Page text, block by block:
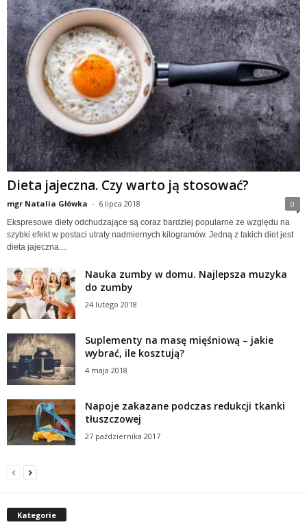
Dieta jajeczna. Czy warto ją stosować?
mgr Natalia Główka - 6 lipca 2018 0
Ekspresowe diety odchudzające są coraz bardziej popularne ze względu na
szybki efekt w postaci utraty nadmiernych kilogramów. Jedną z takich diet jest
dieta jajeczna....
Nauka zumby w domu. Najlepsza muzyka
do zumby
24 lutego 2018
Suplementy na masę mięśniową – jakie
wybrać, ile kosztują?
4 maja 2018
Napoje zakazane podczas redukcji tkanki
tłuszczowej
27 października 2017
Kategorie